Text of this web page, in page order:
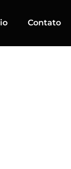
Contato